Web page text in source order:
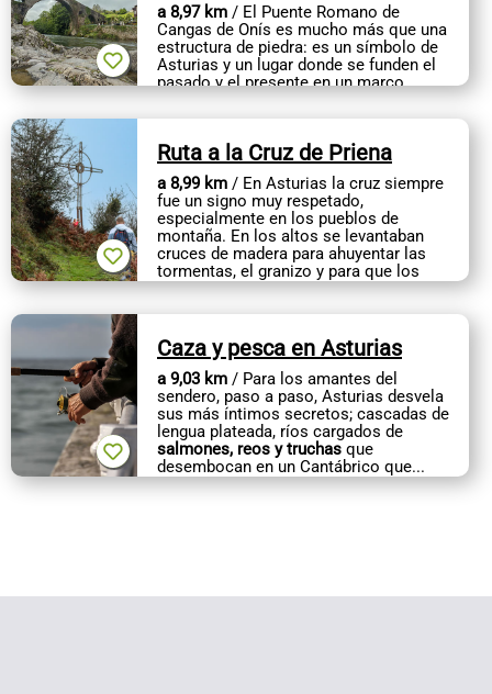
a 8,97 km / El Puente Romano de
Cangas de Onís es mucho más que una
estructura de piedra: es un símbolo de
Asturias y un lugar donde se funden el
pasado y el presente en un marco
Ruta a la Cruz de Priena
a 8,99 km / En Asturias la cruz siempre
fue un signo muy respetado,
especialmente en los pueblos de
montaña. En los altos se levantaban
cruces de madera para ahuyentar las
tormentas, el granizo y para que los
rayos no...
Caza y pesca en Asturias
a 9,03 km / Para los amantes del
sendero, paso a paso, Asturias desvela
sus más íntimos secretos; cascadas de
lengua plateada, ríos cargados de
salmones, reos y truchas que
desembocan en un Cantábrico que...